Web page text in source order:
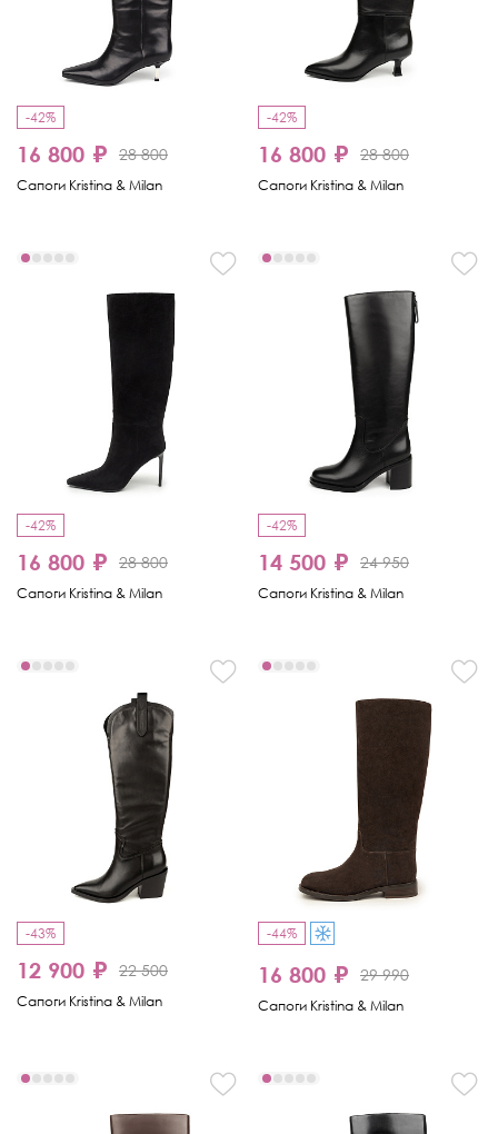
-42%
16 800 ₽ 28 800
Сапоги Kristina & Milan
-42%
16 800 ₽ 28 800
Сапоги Kristina & Milan
-42%
16 800 ₽ 28 800
Сапоги Kristina & Milan
-42%
14 500 ₽ 24 950
Сапоги Kristina & Milan
-43%
12 900 ₽ 22 500
Сапоги Kristina & Milan
-44%
16 800 ₽ 29 990
Сапоги Kristina & Milan